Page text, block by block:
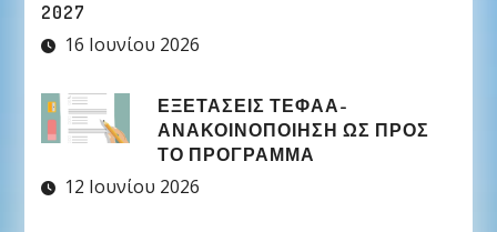
2027
16 Ιουνίου 2026
ΕΞΕΤΑΣΕΙΣ ΤΕΦΑΑ-
ΑΝΑΚΟΙΝΟΠΟΙΗΣΗ ΩΣ ΠΡΟΣ
ΤΟ ΠΡΟΓΡΑΜΜΑ
12 Ιουνίου 2026